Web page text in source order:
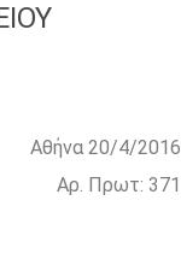
Αθήνα 20/4/2016
Αρ. Πρωτ: 371